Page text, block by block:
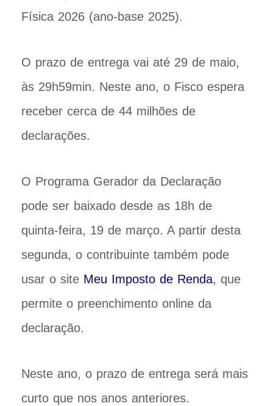
Física 2026 (ano-base 2025).
O prazo de entrega vai até 29 de maio,
às 29h59min. Neste ano, o Fisco espera
receber cerca de 44 milhões de
declarações.
O Programa Gerador da Declaração
pode ser baixado desde as 18h de
quinta-feira, 19 de março. A partir desta
segunda, o contribuinte também pode
usar o site Meu Imposto de Renda, que
permite o preenchimento online da
declaração.
Neste ano, o prazo de entrega será mais
curto que nos anos anteriores.